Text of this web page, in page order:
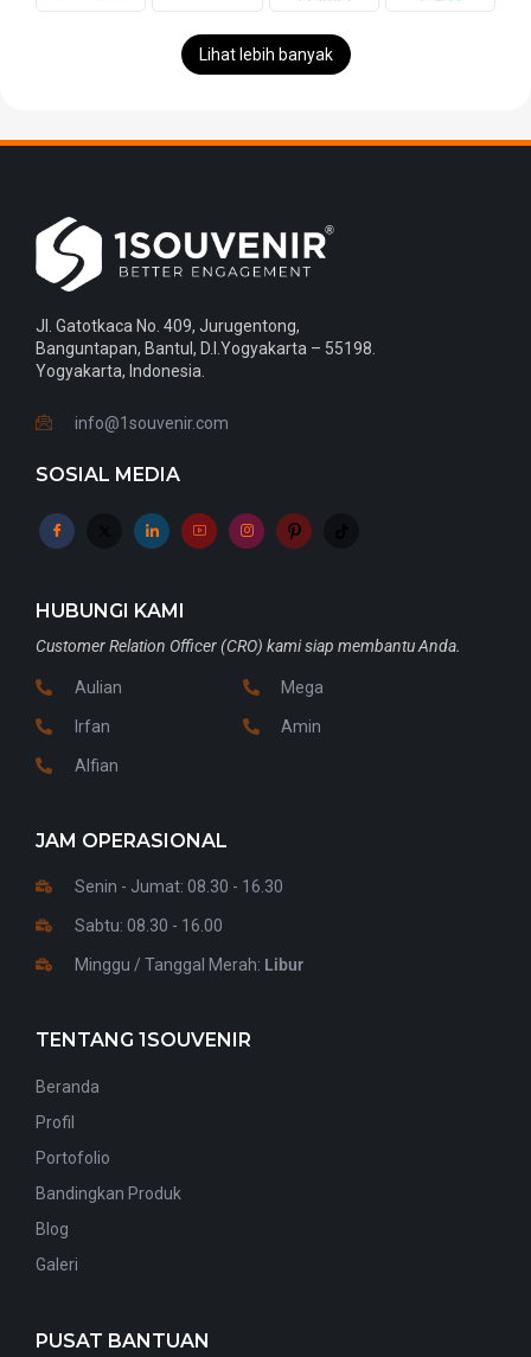
Lihat lebih banyak
Jl. Gatotkaca No. 409, Jurugentong,
Banguntapan, Bantul, D.I.Yogyakarta – 55198.
Yogyakarta, Indonesia.
info@1souvenir.com
SOSIAL MEDIA
HUBUNGI KAMI
Customer Relation Officer (CRO) kami siap membantu Anda.
Aulian
Irfan
Alfian
Mega
Amin
JAM OPERASIONAL
Senin - Jumat: 08.30 - 16.30
Sabtu: 08.30 - 16.00
Minggu / Tanggal Merah: Libur
TENTANG 1SOUVENIR
Beranda
Profil
Portofolio
Bandingkan Produk
Blog
Galeri
PUSAT BANTUAN